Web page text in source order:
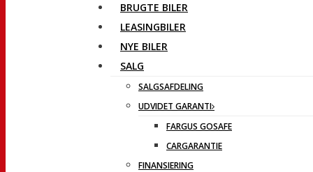
BRUGTE BILER
LEASINGBILER
NYE BILER
SALG
SALGSAFDELING
UDVIDET GARANTI
FARGUS GOSAFE
CARGARANTIE
FINANSIERING